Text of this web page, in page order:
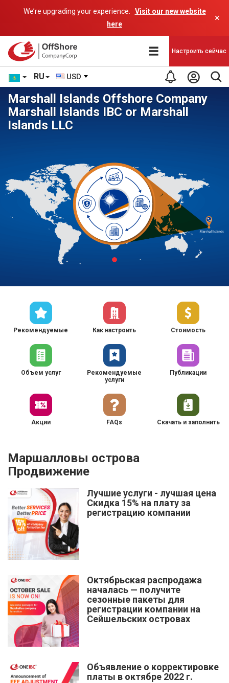
We’re upgrading your experience.
Visit our new website
here
×
RU USD
Настроить сейчас
Marshall Islands Offshore Company
Marshall Islands IBC or Marshall
Islands LLC
Рекомендуемые Как настроить Стоимость
Объем услуг
Рекомендуемые
услуги
Публикации
Акции FAQs Скачать и заполнить
Маршалловы острова
Продвижение
Лучшие услуги - лучшая цена
Скидка 15% на плату за
регистрацию компании
Октябрьская распродажа
началась — получите
сезонные пакеты для
регистрации компании на
Сейшельских островах
Объявление о корректировке
платы в октябре 2022 г.